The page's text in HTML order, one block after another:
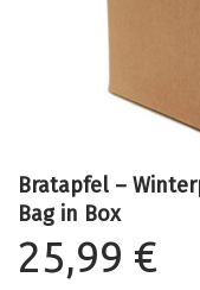
Bratapfel –
Bag in Box
25,99 €